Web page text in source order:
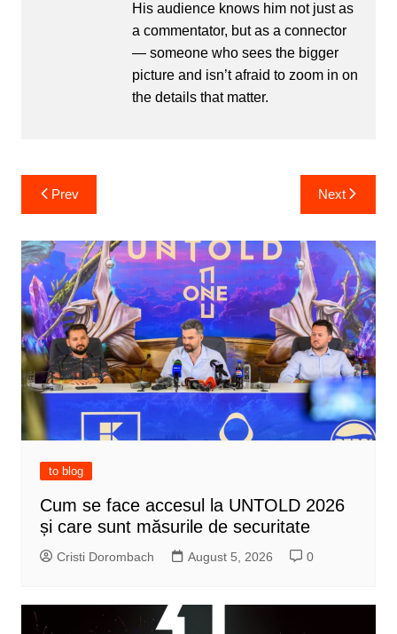
His audience knows him not just as
a commentator, but as a connector
— someone who sees the bigger
picture and isn’t afraid to zoom in on
the details that matter.
Post
navigation
Prev Next
to blog
Cum se face accesul la UNTOLD 2026
și care sunt măsurile de securitate
Cristi Dorombach August 5, 2026 0